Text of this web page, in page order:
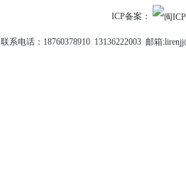
ICP备案：
联系电话：18760378910 13136222003 邮箱